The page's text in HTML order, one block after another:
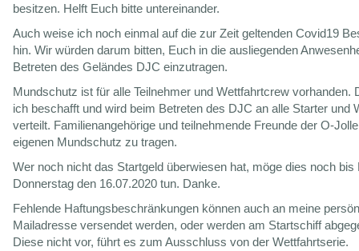
besitzen. Helft Euch bitte untereinander.
Auch weise ich noch einmal auf die zur Zeit geltenden Covid19
hin. Wir würden darum bitten, Euch in die ausliegenden
Betreten des Geländes DJC einzutragen.
Mundschutz ist für alle Teilnehmer und Wettfahrtcrew vorhanden.
ich beschafft und wird beim Betreten des DJC an alle Starter und
verteilt. Familienangehörige und teilnehmende Freunde der O-
eigenen Mundschutz zu tragen.
Wer noch nicht das Startgeld überwiesen hat, möge dies noch bis
Donnerstag den 16.07.2020 tun. Danke.
Fehlende Haftungsbeschränkungen können auch an meine
Mailadresse versendet werden, oder werden am Startschiff
Diese nicht vor, führt es zum Ausschluss von der Wettfahrtserie.